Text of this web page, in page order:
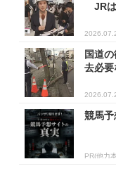
JRは
国道
去必
競馬予
PR(他力